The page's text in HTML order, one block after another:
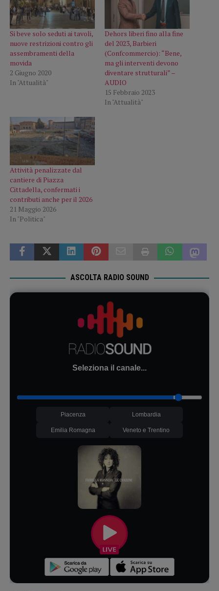
Si beve solo seduti ai tavoli,
nuove restrizioni contro gli
assembramenti della
movida
2 Giugno 2020
In "Attualità"
Dehors liberi fino alla fine
del 2023, Barbieri
(Confcommercio): “Bene,
ma gli interventi devono
diventare strutturali” –
AUDIO
15 Febbraio 2023
In "Attualità"
Attività penalizzate dal
cantiere di Piazza
Cittadella, confermati i
contributi anche per il 2026
21 Maggio 2026
In "Politica"
ASCOLTA RADIO SOUND
Seleziona il canale...
Piacenza Lombardia
Emilia Romagna Veneto e Trentino